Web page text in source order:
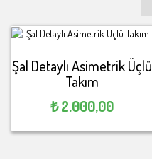
Şal Detaylı Asimetrik Üçlü
Takım
₺2.000,00